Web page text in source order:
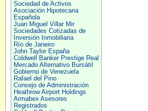
Sociedad de Activos
Asociación Hipotecaria
Española
Juan Miguel Villar Mir
Sociedades Cotizadas de
Inversión Inmobiliaria
Río de Janeiro
John Taylor España
Coldwell Banker Prestige Real
Mercado Alternativo Bursátil
Gobierno de Venezuela
Rafael del Pino
Consejo de Administración
Heathrow Airport Holdings
Armabex Asesores
Registrados